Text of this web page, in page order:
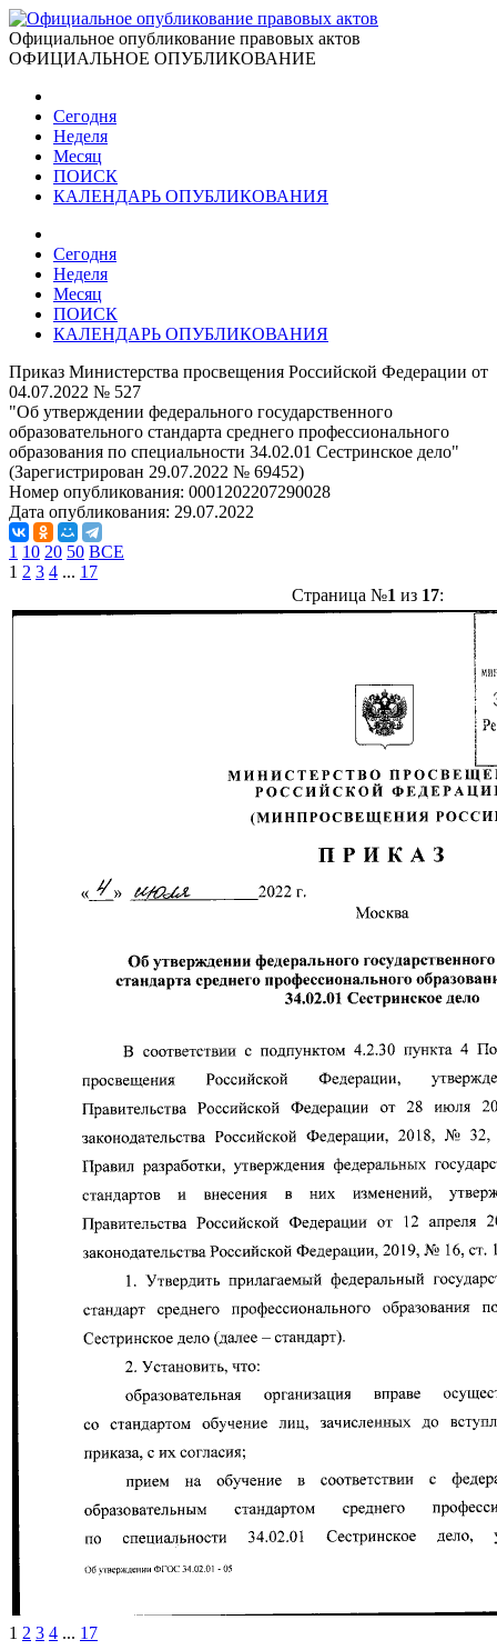
Официальное опубликование правовых актов
ОФИЦИАЛЬНОЕ ОПУБЛИКОВАНИЕ
Сегодня
Неделя
Месяц
ПОИСК
КАЛЕНДАРЬ ОПУБЛИКОВАНИЯ
Сегодня
Неделя
Месяц
ПОИСК
КАЛЕНДАРЬ ОПУБЛИКОВАНИЯ
Приказ Министерства просвещения Российской Федерации от
04.07.2022 № 527
"Об утверждении федерального государственного
образовательного стандарта среднего профессионального
образования по специальности 34.02.01 Сестринское дело"
(Зарегистрирован 29.07.2022 № 69452)
Номер опубликования: 0001202207290028
Дата опубликования: 29.07.2022
1 10 20 50 ВСЕ
1 2 3 4 ... 17
Страница №1 из 17:
1 2 3 4 ... 17